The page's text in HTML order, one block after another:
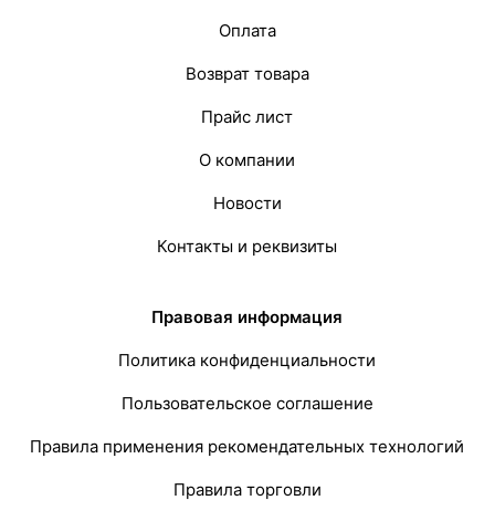
Оплата
Возврат товара
Прайс лист
О компании
Новости
Контакты и реквизиты
Правовая информация
Политика конфиденциальности
Пользовательское соглашение
Правила применения рекомендательных технологий
Правила торговли